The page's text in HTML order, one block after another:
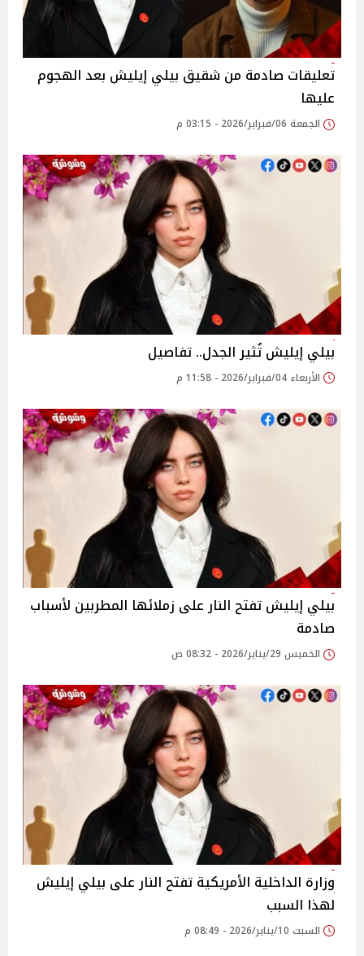
تعليقات صادمة من شقيق بيلي إيليش بعد الهجوم
عليها
الجمعة 06/فبراير/2026 - 03:15 م
بيلي إيليش تُثير الجدل.. تفاصيل
الأربعاء 04/فبراير/2026 - 11:58 م
بيلي إيليش تفتح النار على زملائها المطربين لأسباب
صادمة
الخميس 29/يناير/2026 - 08:32 ص
وزارة الداخلية الأمريكية تفتح النار على بيلي إيليش
لهذا السبب
السبت 10/يناير/2026 - 08:49 م